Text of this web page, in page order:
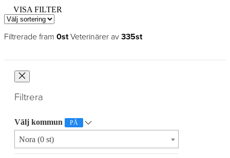
VISA FILTER
Filtrerade fram 0stVeterinärer av 335st
Filtrera
Välj kommun PÅ
Nora (0 st)